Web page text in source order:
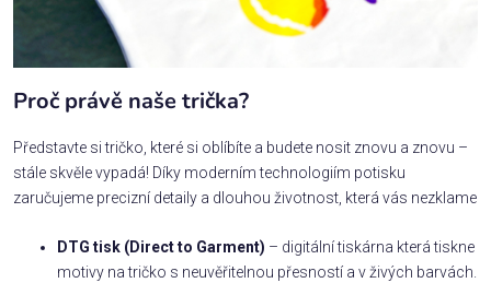
Proč právě naše trička?
Představte si tričko, které si oblíbíte a budete nosit znovu a znovu –
stále skvěle vypadá! Díky moderním technologiím potisku
zaručujeme precizní detaily a dlouhou životnost, která vás nezklame
DTG tisk (Direct to Garment) – digitální tiskárna která tiskne
motivy na tričko s neuvěřitelnou přesností a v živých barvách.